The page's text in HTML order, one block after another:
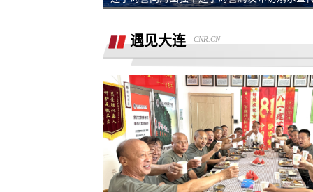
公司退定金
强买强卖 强制贷款 称交意向金进行锁车
服务 没有按规定实施购车流程
退订金销售承诺按揭不过订金退还合同
有备注现在订金不退
订购的汽车，未完成验车，未交钥匙，
交付，订单被违规操作已完成订单
4s店隐瞒消费，侵犯了消费者知情权、
自主选择权，要求退还定金
我父亲被销售坑骗签了定金合同，提车
遇见大连 CNR.CN